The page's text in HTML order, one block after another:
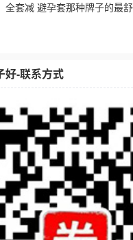
全套减 避孕套那种牌子的最
好-联系方式